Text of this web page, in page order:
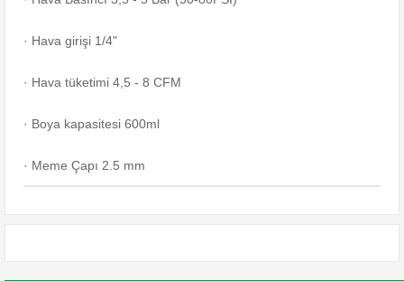
· Hava girişi 1/4"
· Hava tüketimi 4,5 - 8 CFM
· Boya kapasitesi 600ml
· Meme Çapı 2.5 mm